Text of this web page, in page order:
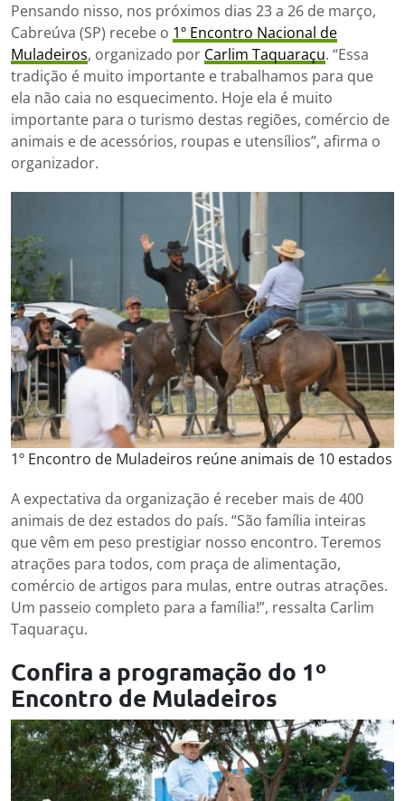
Pensando nisso, nos próximos dias 23 a 26 de março,
Cabreúva (SP) recebe o 1º Encontro Nacional de
Muladeiros, organizado por Carlim Taquaraçu. “Essa
tradição é muito importante e trabalhamos para que
ela não caia no esquecimento. Hoje ela é muito
importante para o turismo destas regiões, comércio de
animais e de acessórios, roupas e utensílios”, afirma o
organizador.
1º Encontro de Muladeiros reúne animais de 10 estados
A expectativa da organização é receber mais de 400
animais de dez estados do país. “São família inteiras
que vêm em peso prestigiar nosso encontro. Teremos
atrações para todos, com praça de alimentação,
comércio de artigos para mulas, entre outras atrações.
Um passeio completo para a família!”, ressalta Carlim
Taquaraçu.
Confira a programação do 1º
Encontro de Muladeiros